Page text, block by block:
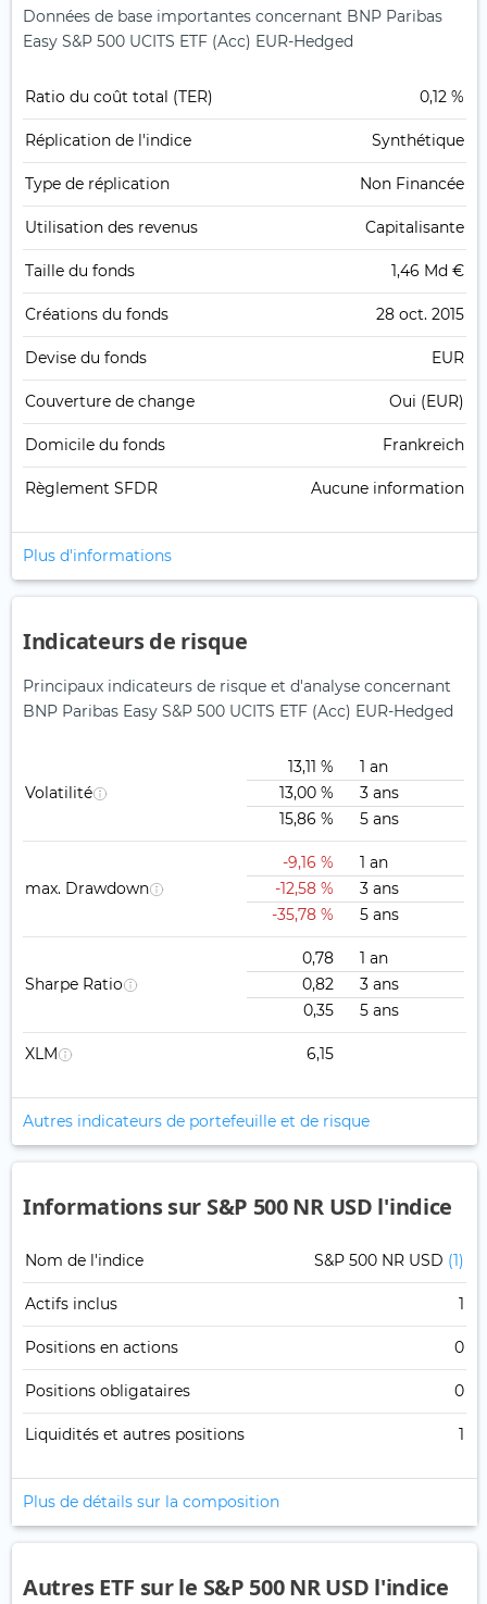
Données de base importantes concernant BNP Paribas
Easy S&P 500 UCITS ETF (Acc) EUR-Hedged
Ratio du coût total (TER) 0,12 %
Réplication de l'indice Synthétique
Type de réplication Non Financée
Utilisation des revenus Capitalisante
Taille du fonds 1,46 Md €
Créations du fonds 28 oct. 2015
Devise du fonds EUR
Couverture de change Oui (EUR)
Domicile du fonds Frankreich
Règlement SFDR Aucune information
Plus d'informations
Indicateurs de risque
Principaux indicateurs de risque et d'analyse concernant
BNP Paribas Easy S&P 500 UCITS ETF (Acc) EUR-Hedged
Volatilité
13,11 %
1 an
13,00 %
3 ans
15,86 %
5 ans
max. Drawdown
-9,16 %
1 an
-12,58 %
3 ans
-35,78 %
5 ans
Sharpe Ratio
0,78
1 an
0,82
3 ans
0,35
5 ans
XLM 6,15
Autres indicateurs de portefeuille et de risque
Informations sur S&P 500 NR USD l'indice
Nom de l'indice S&P 500 NR USD (1)
Actifs inclus 1
Positions en actions 0
Positions obligataires 0
Liquidités et autres positions 1
Plus de détails sur la composition
Autres ETF sur le S&P 500 NR USD l'indice